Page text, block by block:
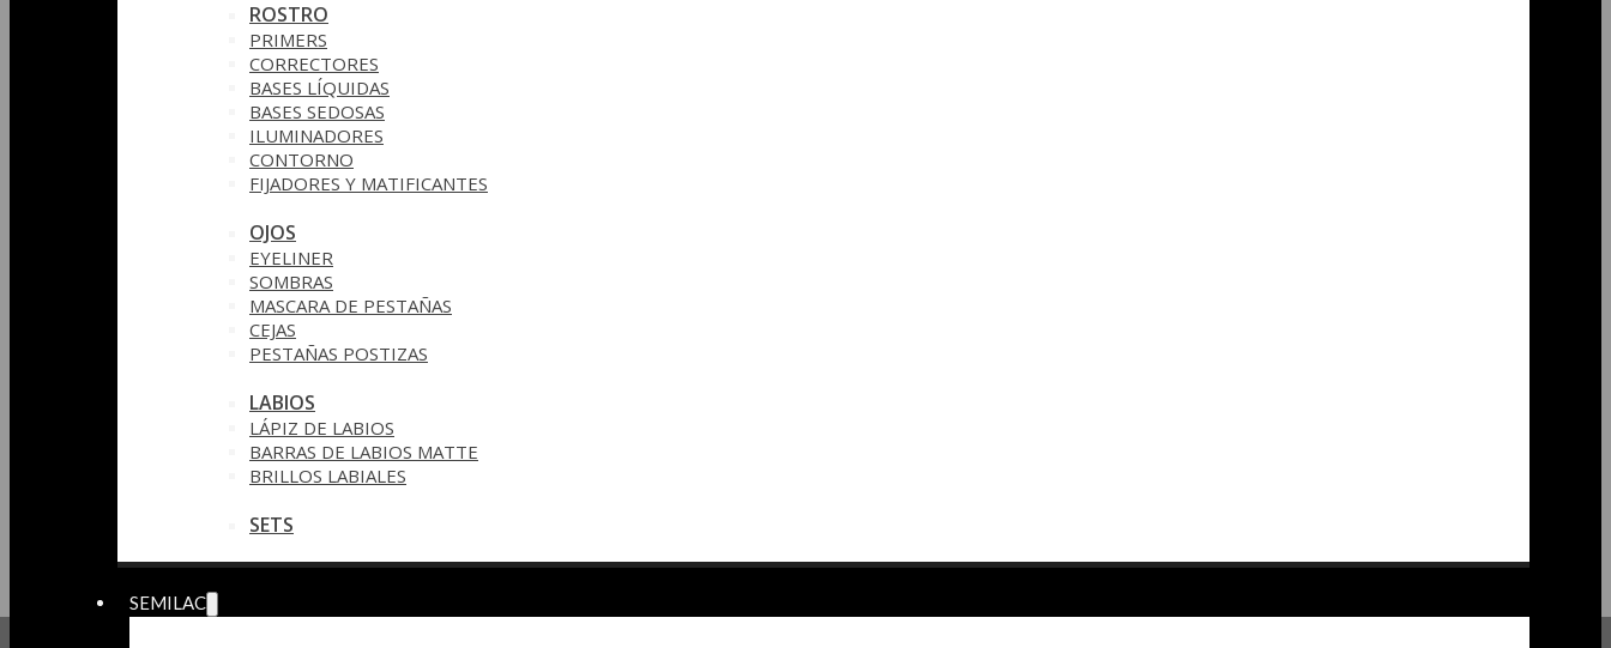
ROSTRO
PRIMERS
CORRECTORES
BASES LÍQUIDAS
BASES SEDOSAS
ILUMINADORES
CONTORNO
FIJADORES Y MATIFICANTES
OJOS
EYELINER
SOMBRAS
MASCARA DE PESTAÑAS
CEJAS
PESTAÑAS POSTIZAS
LABIOS
LÁPIZ DE LABIOS
BARRAS DE LABIOS MATTE
BRILLOS LABIALES
SETS
SEMILAC